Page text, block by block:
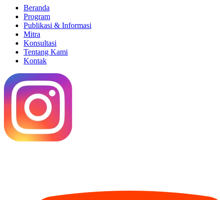
Beranda
Program
Publikasi & Informasi
Mitra
Konsultasi
Tentang Kami
Kontak